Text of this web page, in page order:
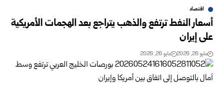
اقتصاد
أسعار النفط ترتفع والذهب يتراجع بعد الهجمات الأمريكية
على إيران
مايو 26, 2026 مايو 26, 2026